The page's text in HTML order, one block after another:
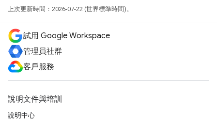
上次更新時間：2026-07-22 (世界標準時間)。
試用 Google Workspace
管理員社群
客戶服務
說明文件與培訓
說明中心